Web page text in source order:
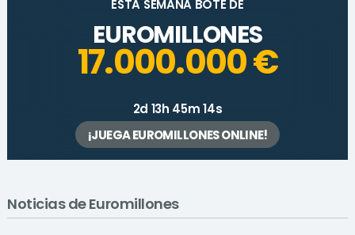
ESTA SEMANA BOTE DE
EUROMILLONES
17.000.000 €
2d 13h 45m 14s
¡JUEGA EUROMILLONES ONLINE!
Noticias de Euromillones